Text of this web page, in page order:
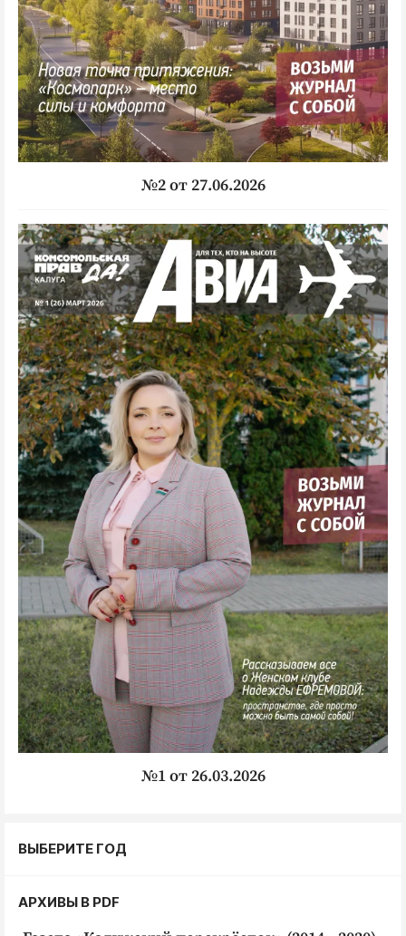
ПРОЕКТЫ
Блоги
Издания
Медиаперсона
Интересное чтиво
Клиника года
Бренд года№2 от 27.06.2026
№1 от 26.03.2026
ВЫБЕРИТЕ ГОД
АРХИВЫ В PDF